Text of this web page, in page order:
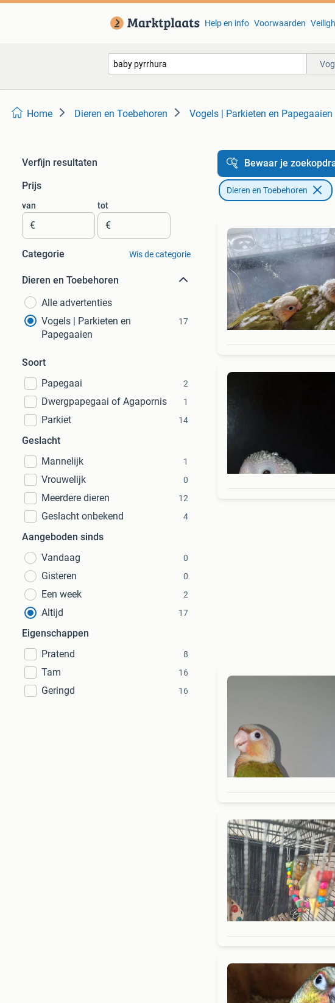
Help en info Voorwaarden
Home Dieren en Toebehoren Vogels | Parkieten en Papegaaien
Verfijn resultaten
Prijs
van
€
tot
€
Categorie Wis de categorie
Dieren en Toebehoren
Alle advertenties
Vogels | Parkieten en
Papegaaien
17
Soort
Papegaai
2
Dwergpapegaai of Agapornis 1
Parkiet 14
Geslacht
Mannelijk
1
Vrouwelijk 0
Meerdere dieren 12
Geslacht onbekend 4
Aangeboden sinds
Vandaag
0
Gisteren 0
Een week 2
Altijd 17
Eigenschappen
Pratend
8
Tam 16
Geringd 16
Bewaar je
Dieren en Toebehoren